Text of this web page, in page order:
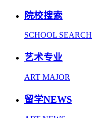
院校搜索
SCHOOL SEARCH
艺术专业
ART MAJOR
留学NEWS